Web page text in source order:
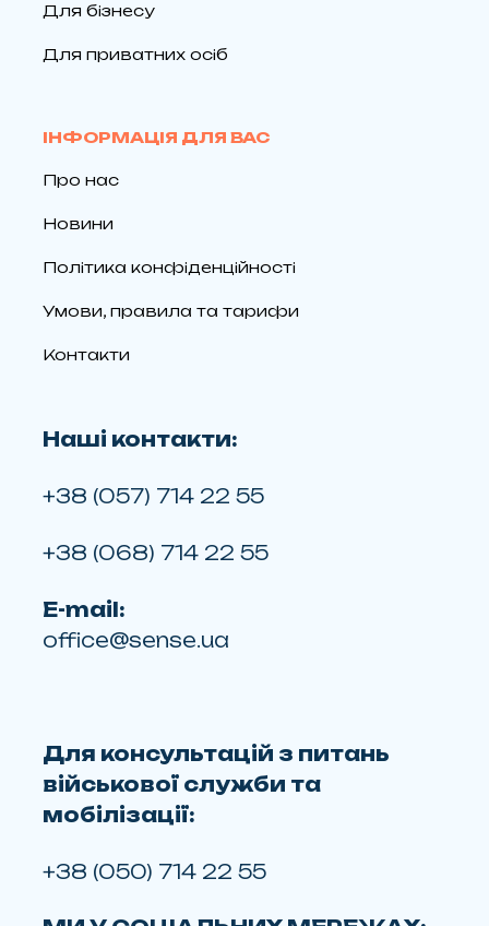
Для бізнесу
Для приватних осіб
ІНФОРМАЦІЯ ДЛЯ ВАС
Про нас
Новини
Політика конфіденційності
Умови, правила та тарифи
Контакти
Наші контакти:
+38 (057) 714 22 55
+38 (068) 714 22 55
E-mail:
office@sense.ua
Для консультацій з питань
військової служби та
мобілізації:
+38 (050) 714 22 55